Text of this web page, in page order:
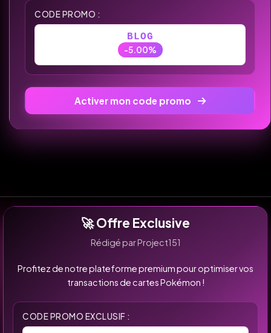
CODE PROMO :
BLOG
-5.00%
Activer mon code promo
🚀 Offre Exclusive
Rédigé par Project151
Profitez de notre plateforme premium pour optimiser vos
transactions de cartes Pokémon !
CODE PROMO EXCLUSIF :